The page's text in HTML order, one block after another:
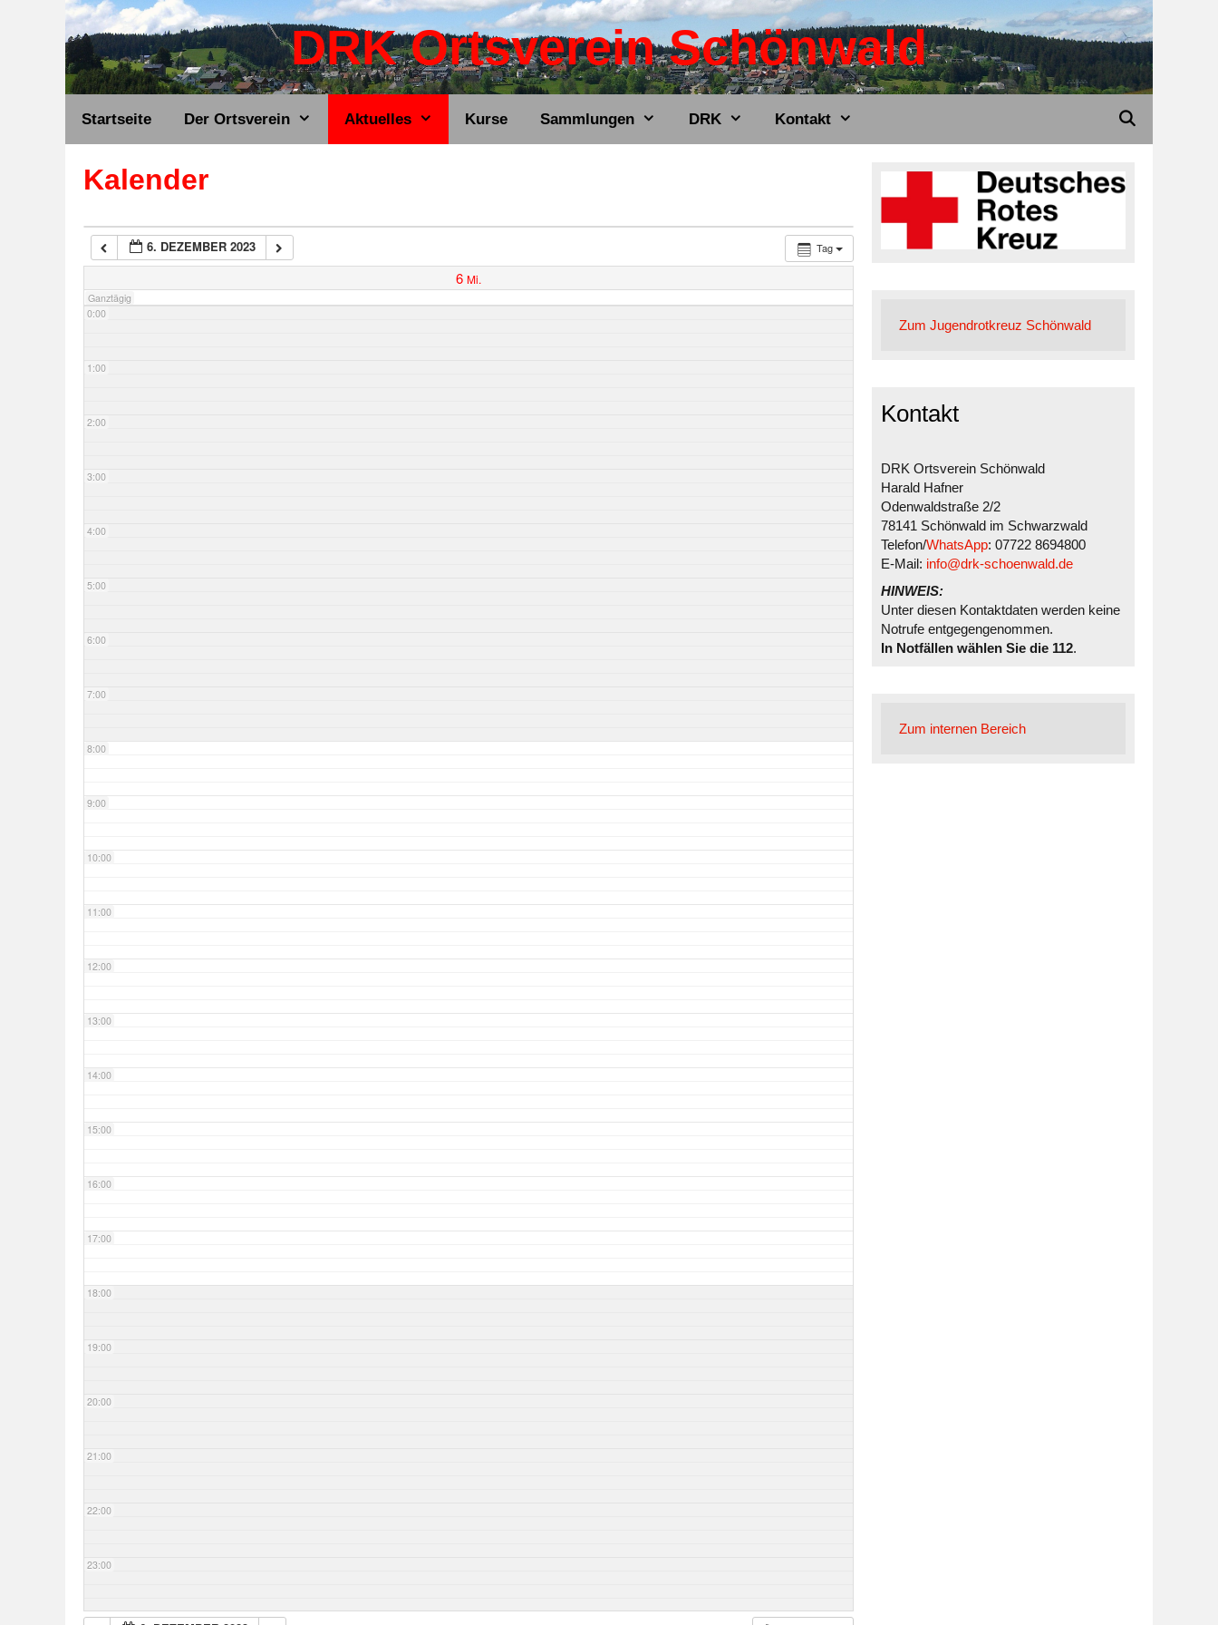
DRK Ortsverein Schönwald
Startseite Der Ortsverein Aktuelles Kurse Sammlungen DRK Kontakt
Kalender
Tag
6. DEZEMBER 2023
6 Mi.
Ganztägig
0:00
1:00
2:00
3:00
4:00
5:00
6:00
7:00
8:00
9:00
10:00
11:00
12:00
13:00
14:00
15:00
16:00
17:00
18:00
19:00
20:00
21:00
22:00
23:00
Zum Jugendrotkreuz Schönwald
Kontakt
DRK Ortsverein Schönwald
Harald Hafner
Odenwaldstraße 2/2
78141 Schönwald im Schwarzwald
Telefon/WhatsApp: 07722 8694800
E-Mail: info@drk-schoenwald.de
HINWEIS:
Unter diesen Kontaktdaten werden keine
Notrufe entgegengenommen.
In Notfällen wählen Sie die 112.
Zum internen Bereich